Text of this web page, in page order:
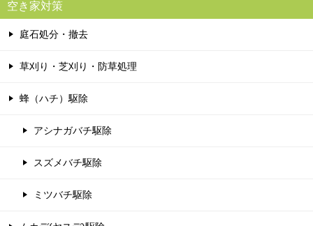
空き家対策
庭石処分・撤去
草刈り・芝刈り・防草処理
蜂（ハチ）駆除
アシナガバチ駆除
スズメバチ駆除
ミツバチ駆除